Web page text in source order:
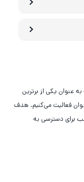
عنوان یکی از برترین
فعالیت می‌کنیم. هدف
برای دسترسی به